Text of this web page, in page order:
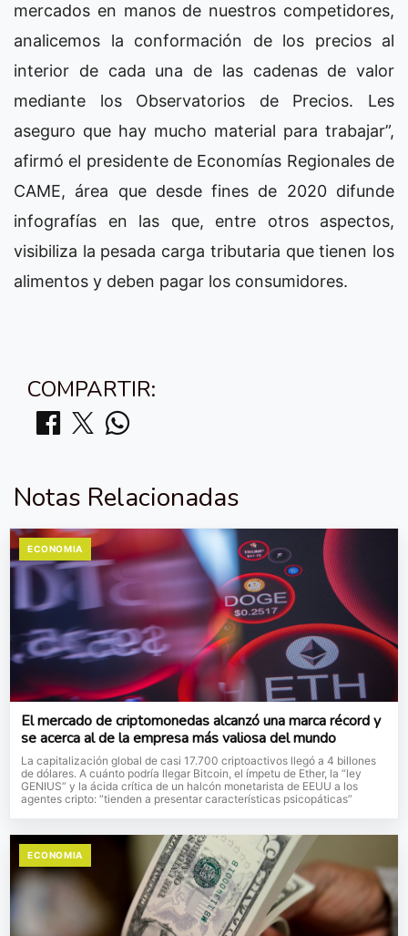
mercados en manos de nuestros competidores,
analicemos la conformación de los precios al
interior de cada una de las cadenas de valor
mediante los Observatorios de Precios. Les
aseguro que hay mucho material para trabajar”,
afirmó el presidente de Economías Regionales de
CAME, área que desde fines de 2020 difunde
infografías en las que, entre otros aspectos,
visibiliza la pesada carga tributaria que tienen los
alimentos y deben pagar los consumidores.
COMPARTIR:
Notas Relacionadas
ECONOMIA
El mercado de criptomonedas alcanzó una marca récord y
se acerca al de la empresa más valiosa del mundo
La capitalización global de casi 17.700 criptoactivos llegó a 4 billones
de dólares. A cuánto podría llegar Bitcoin, el ímpetu de Ether, la “ley
GENIUS” y la ácida crítica de un halcón monetarista de EEUU a los
agentes cripto: “tienden a presentar características psicopáticas”
ECONOMIA